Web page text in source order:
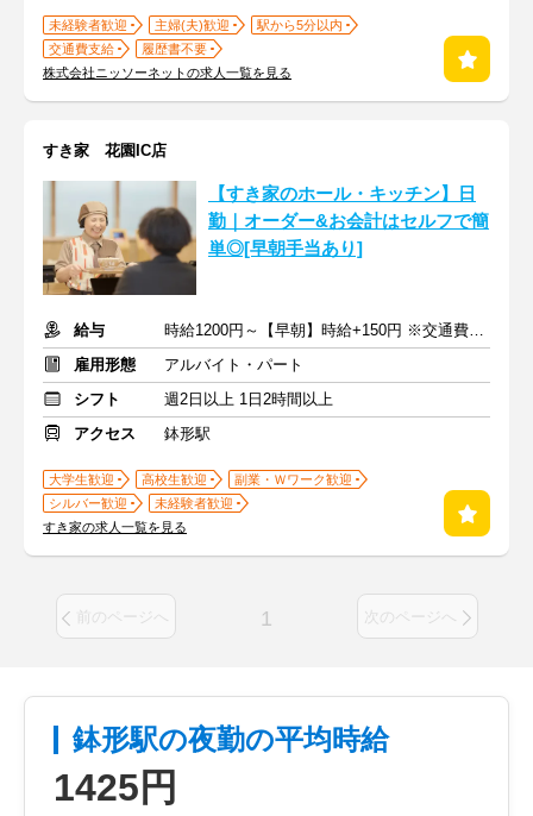
未経験者歓迎 主婦(夫)歓迎
駅から5分以内
交通費支給
履歴書不要
株式会社ニッソーネットの求人一覧を見る
すき家 花園IC店
【すき家のホール・キッチン】日
勤｜オーダー&お会計はセルフで簡
単◎[早朝手当あり]
給与
時給1200円～【早朝】時給+150円 ※交通費支給
雇用形態
アルバイト・パート
シフト
週2日以上 1日2時間以上
アクセス
鉢形駅
大学生歓迎 高校生歓迎
副業・Ｗワーク歓迎
シルバー歓迎
未経験者歓迎
すき家の求人一覧を見る
前のページへ 1 次のページへ
鉢形駅の夜勤の平均時給
1425円